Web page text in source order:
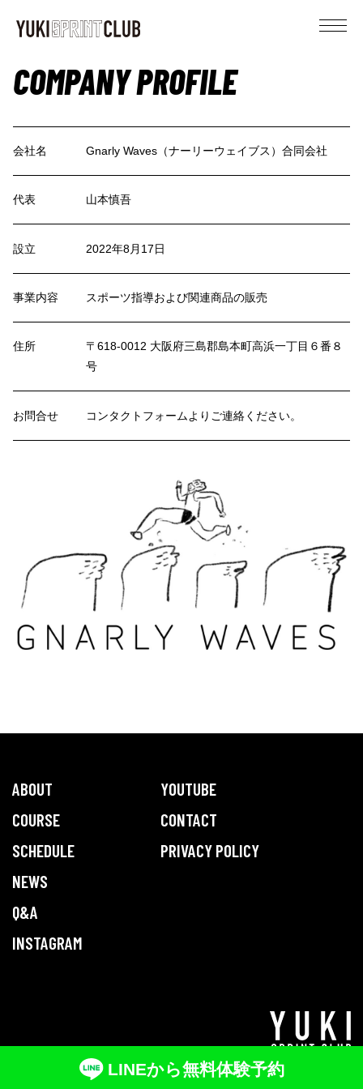
COMPANY PROFILE
会社名 Gnarly Waves（ナーリーウェイブス）合同会社
代表 山本慎吾
設立 2022年8月17日
事業内容 スポーツ指導および関連商品の販売
住所
〒618-0012 大阪府三島郡島本町高浜一丁目６番８
号
お問合せ コンタクトフォームよりご連絡ください。
LINEから無料体験予約
ABOUT
COURSE
SCHEDULE
NEWS
Q&A
INSTAGRAM
YOUTUBE
CONTACT
PRIVACY POLICY
©YUKI SPRINT CLUB